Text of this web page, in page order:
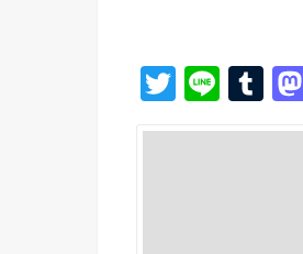
T
Li
T